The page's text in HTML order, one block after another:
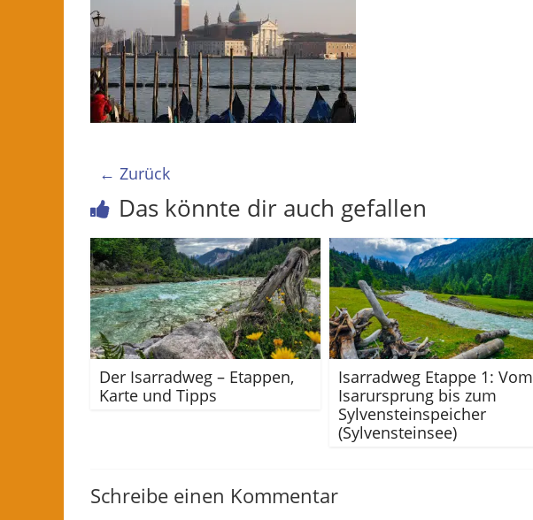
← Zurück
Das könnte dir auch gefallen
Der Isarradweg – Etappen,
Karte und Tipps
Isarradweg Etappe 1: Vom
Isarursprung bis zum
Sylvensteinspeicher
(Sylvensteinsee)
Schreibe einen Kommentar